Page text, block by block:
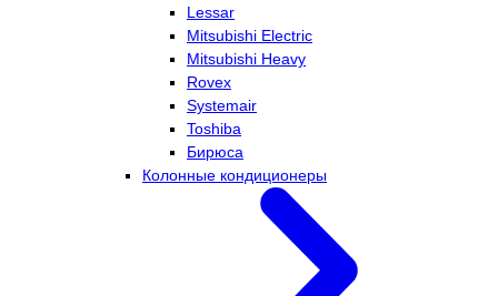
Lessar
Mitsubishi Electric
Mitsubishi Heavy
Rovex
Systemair
Toshiba
Бирюса
Колонные кондиционеры